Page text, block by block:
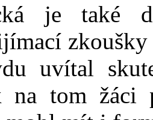
je také
uvítal
na tom žáci